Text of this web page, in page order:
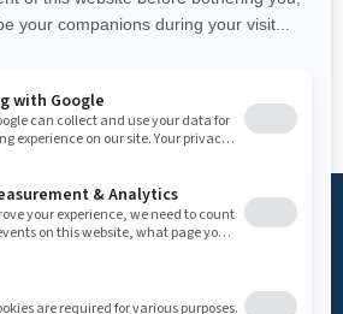
Fondation
Histoire